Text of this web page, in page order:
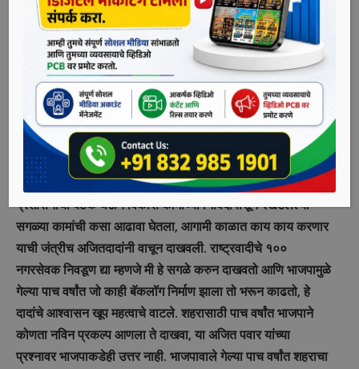
चिचवड शहराचा जो काही दौरा केला तो आगामी निवडणुकीत काय
परिस्थिती असेल याची एक झलक होती. भल्या सकाळी ६.५५ पासून
दुपारी ४.४५ पर्यंत विविध २० प्रकल्पांचे भूमीपूजन व उद्घाटने,
राष्ट्रवादीचा अभूतपूर्व गर्दीचा मेळावा आणि प्रदीर्घ अशी पत्रकार परिषद.
कार्यकर्त्यांना मार्गदर्शन करताना अजित पवार यांचा जोश काही औरच
होता. तब्बल पावणे दोन तासाच्या भाषणातून त्यांनी जे काही चित्र
रेखाटले ते पाहिल्यावर आता भाजपाची धडगत नाही, असे म्हटल्यास वावगे
ठरू नये. मुळात अजित पवार यांची देहबोली व भाषणे पहिल्यापेक्षा खूपच
जोशपूर्ण आणि दमदार होती. मार्च मध्ये भाजपा सत्तेतून पायउतार होताच
प्रशासनाची बैठक घेऊन विकास कामांच्या निविदांपासून रखडलेल्या
सगळ्या कामांची कसा आढावा घेतला, आगामी काळात काय काय करणार
याची जंत्रीच अजितदादांनी वाचून दाखवली. राष्ट्रवादीचे १००
नगरसेवक निवडूण द्या म्हणजे मी हे सगळे करुन दाखवतो आणि भाजपामुळे
गेल्या पाच वर्षांत जो काही बॅकलॉग निर्माण झाला तो भरून काढतो, हे
दादांचे आश्वासन खूप महत्वाचे वाटले. शहरासाठी पाच वर्षांत भाजपाने
कोणता नविन प्रकल्प आणला ते दाखवा, या अजित पवार यांच्या
प्रश्नावर भाजपाकडेही उत्तर नाही. भाजपावाले गेल्या पाच वर्षांत शहराचा